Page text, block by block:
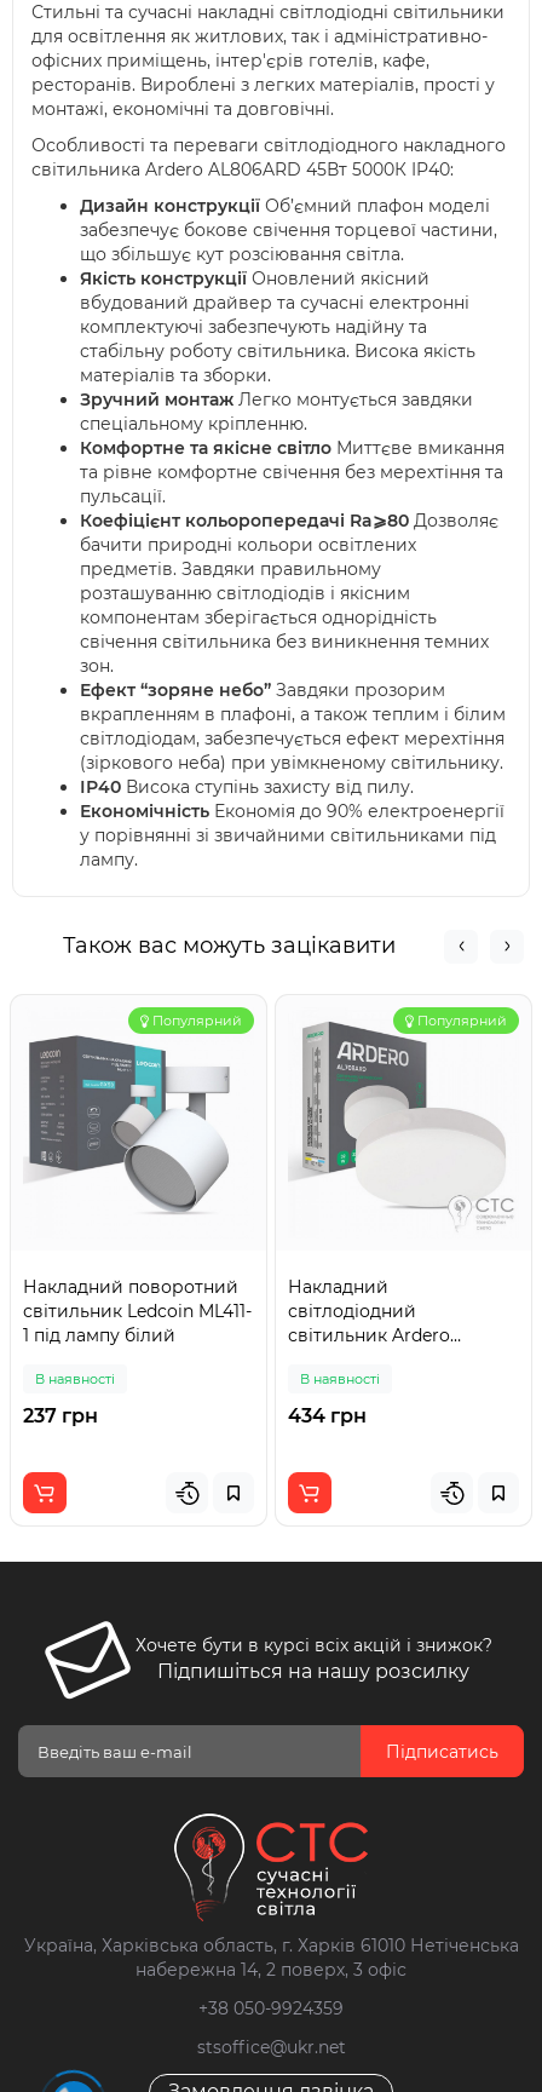
Стильні та сучасні накладні світлодіодні світильники
для освітлення як житлових, так і адміністративно-
офісних приміщень, інтер'єрів готелів, кафе,
ресторанів. Вироблені з легких матеріалів, прості у
монтажі, економічні та довговічні.
Особливості та переваги світлодіодного накладного
світильника Ardero AL806ARD 45Вт 5000К IP40:
Дизайн конструкції Об’ємний плафон моделі
забезпечує бокове свічення торцевої частини,
що збільшує кут розсіювання світла.
Якість конструкції Оновлений якісний
вбудований драйвер та сучасні електронні
комплектуючі забезпечують надійну та
стабільну роботу світильника. Висока якість
матеріалів та зборки.
Зручний монтаж Легко монтується завдяки
спеціальному кріпленню.
Комфортне та якісне світло Миттєве вмикання
та рівне комфортне свічення без мерехтіння та
пульсації.
Коефіцієнт кольоропередачі Ra⩾80 Дозволяє
бачити природні кольори освітлених
предметів. Завдяки правильному
розташуванню світлодіодів і якісним
компонентам зберігається однорідність
свічення світильника без виникнення темних
зон.
Ефект “зоряне небо” Завдяки прозорим
вкрапленням в плафоні, а також теплим і білим
світлодіодам, забезпечується ефект мерехтіння
(зіркового неба) при увімкненому світильнику.
ІР40 Висока ступінь захисту від пилу.
Економічність Економія до 90% електроенергії
у порівнянні зі звичайними світильниками під
лампу.
Також вас можуть зацікавити
Популярний
Накладний поворотний
світильник Ledcoin ML411-
1 під лампу білий
В наявності
237 грн
Популярний
Накладний
світлодіодний
світильник Ardero
коло
В наявності
434 грн
Хочете бути в курсі всіх акцій і знижок?
Підпишіться на нашу розсилку
Підписатись
Україна, Харківська область, г. Харків 61010 Нетіченська
набережна 14, 2 поверх, 3 офіс
+38 050-9924359
stsoffice@ukr.net